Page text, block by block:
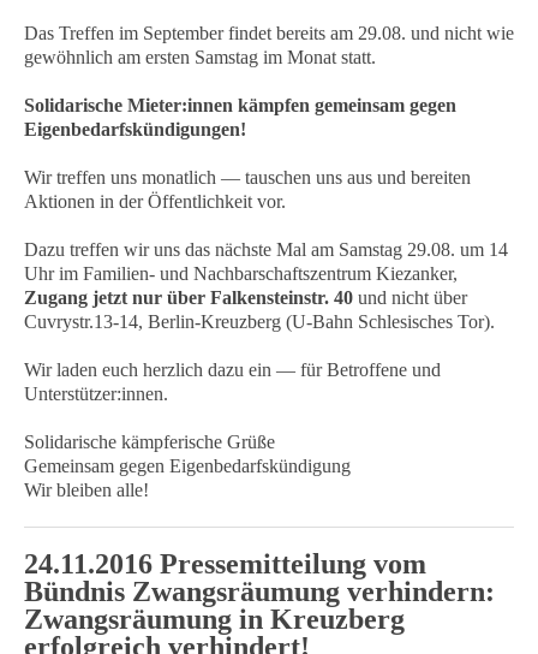
Das Treffen im September findet bereits am 29.08. und nicht wie
gewöhnlich am ersten Samstag im Monat statt.
Solidarische Mieter:innen kämpfen gemeinsam gegen
Eigenbedarfskündigungen!
Wir treffen uns monatlich — tauschen uns aus und bereiten
Aktionen in der Öffentlichkeit vor.
Dazu treffen wir uns das nächste Mal am Samstag 29.08. um 14
Uhr im Familien- und Nachbarschaftszentrum Kiezanker,
Zugang jetzt nur über Falkensteinstr. 40 und nicht über
Cuvrystr.13-14, Berlin-Kreuzberg (U-Bahn Schlesisches Tor).
Wir laden euch herzlich dazu ein — für Betroffene und
Unterstützer:innen.
Solidarische kämpferische Grüße
Gemeinsam gegen Eigenbedarfskündigung
Wir bleiben alle!
24.11.2016 Pressemitteilung vom
Bündnis Zwangsräumung verhindern:
Zwangsräumung in Kreuzberg
erfolgreich verhindert!